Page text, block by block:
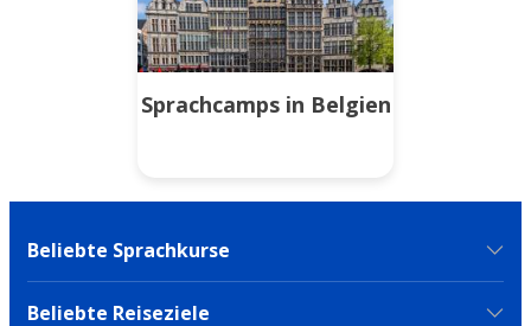
Sprachcamps in Belgien
Beliebte Sprachkurse
Beliebte Reiseziele